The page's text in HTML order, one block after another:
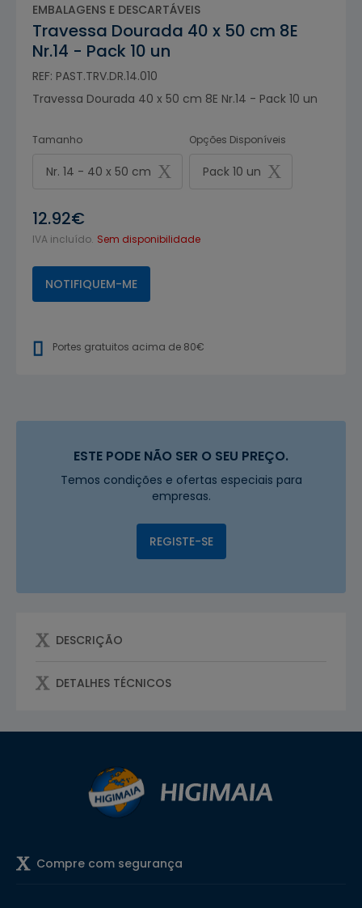
EMBALAGENS E DESCARTÁVEIS
Travessa Dourada 40 x 50 cm 8E
Nr.14 - Pack 10 un
REF: PAST.TRV.DR.14.010
Travessa Dourada 40 x 50 cm 8E Nr.14 - Pack 10 un
Tamanho
Nr. 14 - 40 x 50 cm
Opções Disponíveis
Pack 10 un
12.92€
IVA incluído. Sem disponibilidade
NOTIFIQUEM-ME
Portes gratuitos acima de 80€
ESTE PODE NÃO SER O SEU PREÇO.
Temos condições e ofertas especiais para
empresas.
REGISTE-SE
DESCRIÇÃO
DETALHES TÉCNICOS
Compre com segurança